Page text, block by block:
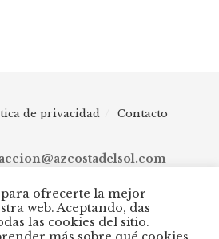
de privacidad Contacto
- Diario digital de Málaga capital hasta
Benalmádena, Fuengirola,
ofrecerte la mejor
web. Aceptando, das
las cookies del sitio.